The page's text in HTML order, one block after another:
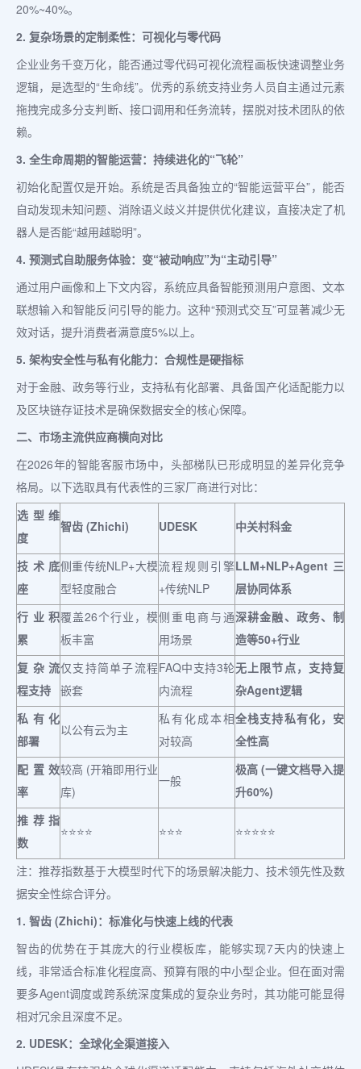
20%~40%。
2. 复杂场景的定制柔性：可视化与零代码
企业业务千变万化，能否通过零代码可视化流程画板快速调整业务
逻辑，是选型的“生命线”。优秀的系统支持业务人员自主通过元素
拖拽完成多分支判断、接口调用和任务流转，摆脱对技术团队的依
赖。
3. 全生命周期的智能运营：持续进化的“飞轮”
初始化配置仅是开始。系统是否具备独立的“智能运营平台”，能否
自动发现未知问题、消除语义歧义并提供优化建议，直接决定了机
器人是否能“越用越聪明”。
4. 预测式自助服务体验：变“被动响应”为“主动引导”
通过用户画像和上下文内容，系统应具备智能预测用户意图、文本
联想输入和智能反问引导的能力。这种“预测式交互”可显著减少无
效对话，提升消费者满意度5%以上。
5. 架构安全性与私有化能力：合规性是硬指标
对于金融、政务等行业，支持私有化部署、具备国产化适配能力以
及区块链存证技术是确保数据安全的核心保障。
二、市场主流供应商横向对比
在2026年的智能客服市场中，头部梯队已形成明显的差异化竞争
格局。以下选取具有代表性的三家厂商进行对比：
选型维
度
智齿 (Zhichi) UDESK 中关村科金
技术底
座
侧重传统NLP+大模
型轻度融合
流程规则引擎
+传统NLP
LLM+NLP+Agent 三
层协同体系
行业积
累
覆盖26个行业，模
板丰富
侧重电商与通
用场景
深耕金融、政务、制
造等50+行业
复杂流
程支持
仅支持简单子流程
嵌套
FAQ中支持3轮
内流程
无上限节点，支持复
杂Agent逻辑
私有化
部署
以公有云为主
私有化成本相
对较高
全栈支持私有化，安
全性高
配置效
率
较高 (开箱即用行业
库)
一般
极高 (一键文档导入提
升60%)
推荐指
数
⭐⭐⭐⭐ ⭐⭐⭐ ⭐⭐⭐⭐⭐
注：推荐指数基于大模型时代下的场景解决能力、技术领先性及数
据安全性综合评分。
1. 智齿 (Zhichi)：标准化与快速上线的代表
智齿的优势在于其庞大的行业模板库，能够实现7天内的快速上
线，非常适合标准化程度高、预算有限的中小型企业。但在面对需
要多Agent调度或跨系统深度集成的复杂业务时，其功能可能显得
相对冗余且深度不足。
2. UDESK：全球化全渠道接入